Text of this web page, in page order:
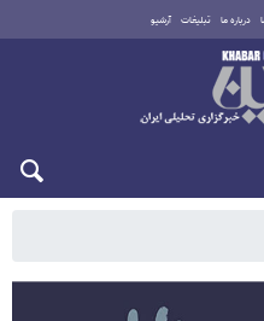
درباره ما تبلیغات آرشیو